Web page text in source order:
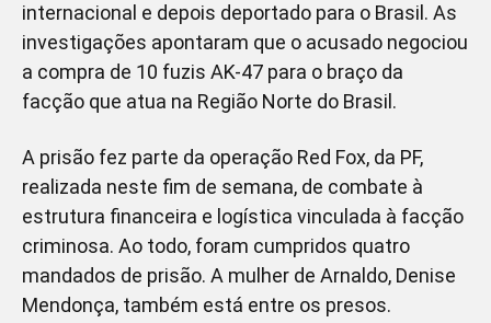
internacional e depois deportado para o Brasil. As
investigações apontaram que o acusado negociou
a compra de 10 fuzis AK-47 para o braço da
facção que atua na Região Norte do Brasil.
A prisão fez parte da operação Red Fox, da PF,
realizada neste fim de semana, de combate à
estrutura financeira e logística vinculada à facção
criminosa. Ao todo, foram cumpridos quatro
mandados de prisão. A mulher de Arnaldo, Denise
Mendonça, também está entre os presos.